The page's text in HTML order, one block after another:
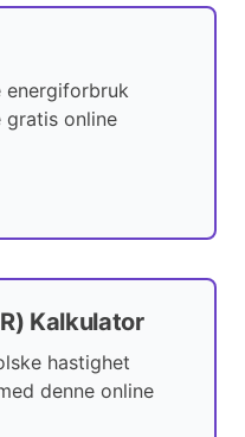
energiforbruk
gratis online
Kalkulator
hastighet
denne online